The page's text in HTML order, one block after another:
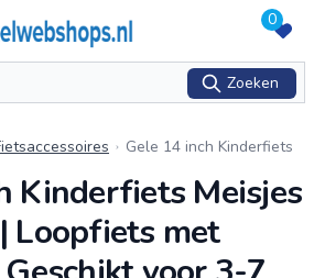
0
Zoeken
Gele 14 inch Kinderfiets
pfiets met Zijwieltjes | Ge
schikt voor 3-7 Jaar
Kinderfiets Meisjes
Loopfiets met